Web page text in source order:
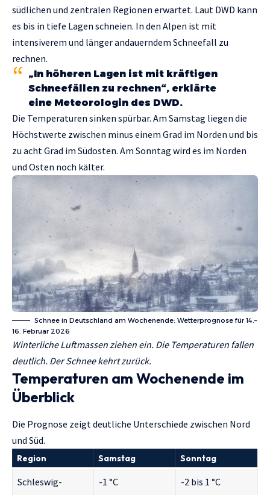
südlichen und zentralen Regionen erwartet. Laut DWD kann
es bis in tiefe Lagen schneien. In den Alpen ist mit
intensiverem und länger andauerndem Schneefall zu
rechnen.
„In höheren Lagen ist mit kräftigen
Schneefällen zu rechnen“, erklärte
eine Meteorologin des DWD.
Die Temperaturen sinken spürbar. Am Samstag liegen die
Höchstwerte zwischen minus einem Grad im Norden und bis
zu acht Grad im Südosten. Am Sonntag wird es im Norden
und Osten noch kälter.
Schnee in Deutschland am Wochenende: Wetterprognose für 14.–
16. Februar 2026
Winterliche Luftmassen ziehen ein. Die Temperaturen fallen
deutlich. Der Schnee kehrt zurück.
Temperaturen am Wochenende im
Überblick
Die Prognose zeigt deutliche Unterschiede zwischen Nord
und Süd.
Region Samstag Sonntag
Schleswig-
-1 °C -2 bis 1 °C